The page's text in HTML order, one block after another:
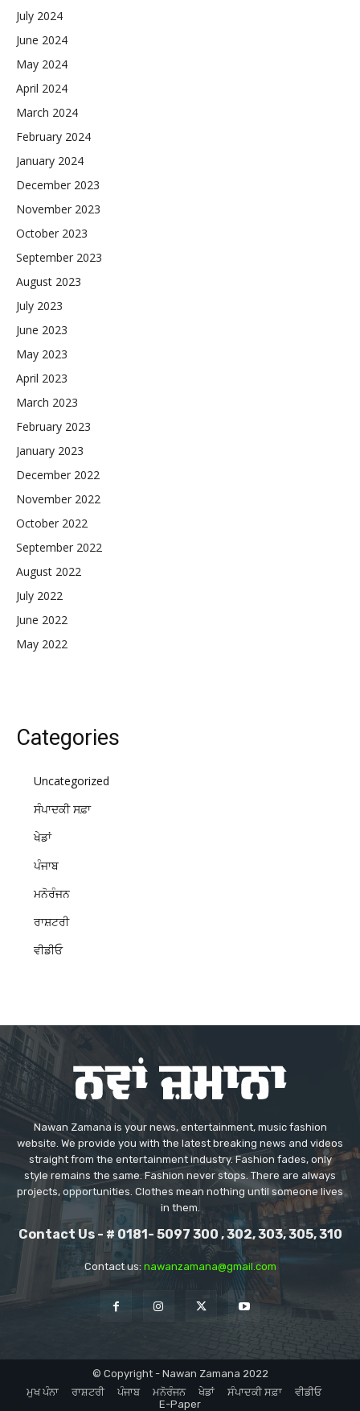
July 2024
June 2024
May 2024
April 2024
March 2024
February 2024
January 2024
December 2023
November 2023
October 2023
September 2023
August 2023
July 2023
June 2023
May 2023
April 2023
March 2023
February 2023
January 2023
December 2022
November 2022
October 2022
September 2022
August 2022
July 2022
June 2022
May 2022
Categories
Uncategorized
ਸੰਪਾਦਕੀ ਸਫ਼ਾ
ਖੇਡਾਂ
ਪੰਜਾਬ
ਮਨੋਰੰਜਨ
ਰਾਸ਼ਟਰੀ
ਵੀਡੀਓ
Nawan Zamana is your news, entertainment, music fashion
website. We provide you with the latest breaking news and videos
straight from the entertainment industry. Fashion fades, only
style remains the same. Fashion never stops. There are always
projects, opportunities. Clothes mean nothing until someone lives
in them.
Contact Us - # 0181- 5097 300 , 302, 303, 305, 310
Contact us: nawanzamana@gmail.com
© Copyright - Nawan Zamana 2022
ਮੁਖ ਪੰਨਾ
ਰਾਸ਼ਟਰੀ ਪੰਜਾਬ ਮਨੋਰੰਜਨ ਖੇਡਾਂ ਸੰਪਾਦਕੀ ਸਫ਼ਾ
ਵੀਡੀਓ
E-Paper